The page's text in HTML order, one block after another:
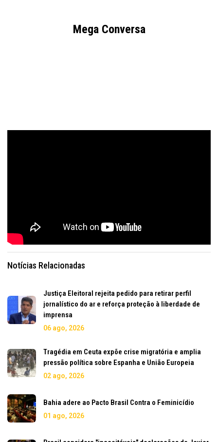
Mega Conversa
Notícias Relacionadas
Justiça Eleitoral rejeita pedido para retirar perfil
jornalístico do ar e reforça proteção à liberdade de
imprensa
06 ago, 2026
Tragédia em Ceuta expõe crise migratória e amplia
pressão política sobre Espanha e União Europeia
02 ago, 2026
Bahia adere ao Pacto Brasil Contra o Feminicídio
01 ago, 2026